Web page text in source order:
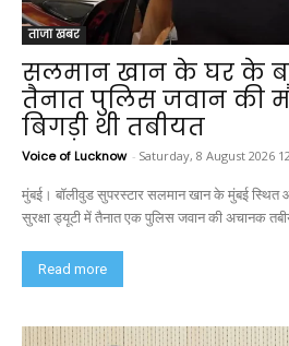
ताजा खबर
सलमान खान के घर के
तैनात पुलिस जवान की
बिगड़ी थी तबीयत
Voice of Lucknow - Saturday, 8 August 2026
मुंबई। बॉलीवुड सुपरस्टार सलमान खान के मुंबई स्थित
सुरक्षा ड्यूटी में तैनात एक पुलिस जवान की अचानक
Read more